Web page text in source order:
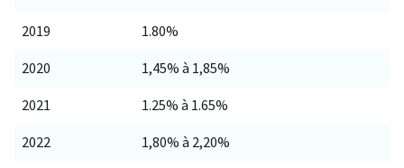
2019 1.80%
2020 1,45% à 1,85%
2021 1.25% à 1.65%
2022 1,80% à 2,20%